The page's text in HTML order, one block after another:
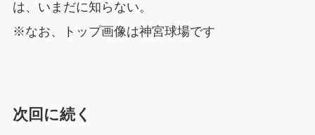
は、いまだに知らない。
※なお、トップ画像は神宮球場です
次回に続く